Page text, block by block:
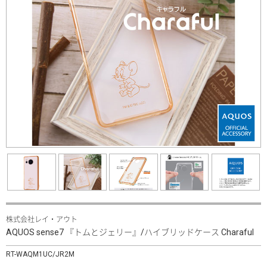
株式会社レイ・アウト
AQUOS sense7 『トムとジェリー』/ハイブリッドケース Charaful
RT-WAQM1UC/JR2M